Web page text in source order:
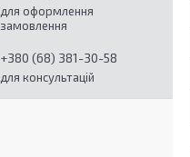
для оформлення
замовлення
+380 (68) 381-30-58
для консультацій